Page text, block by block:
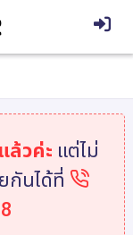
ล้วค่ะ แต่ไม่
กันได้ที่